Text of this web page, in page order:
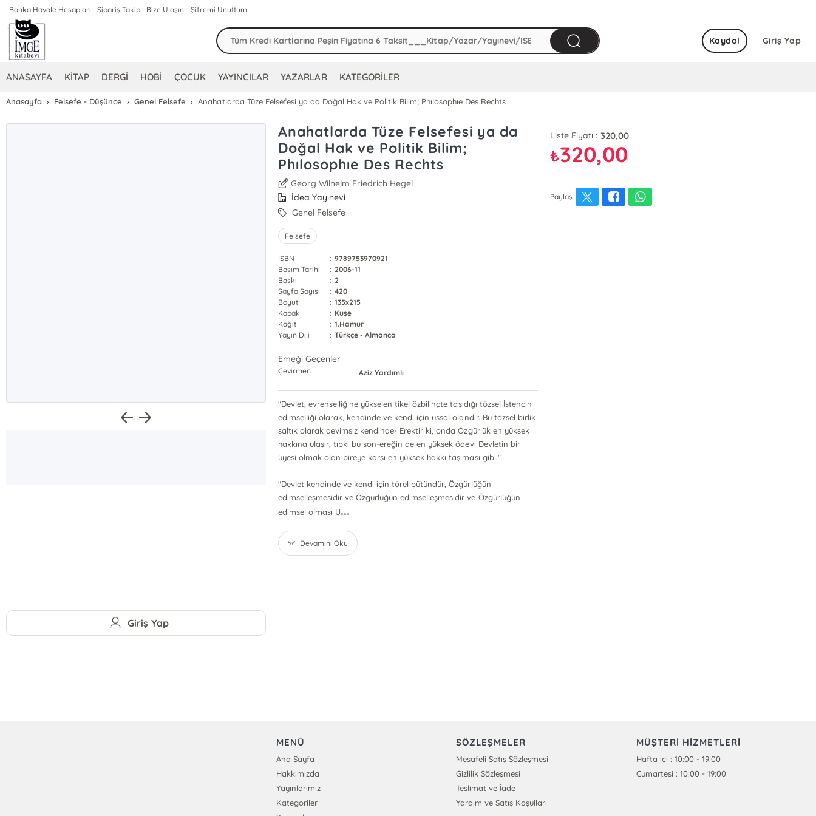
Banka Havale Hesapları Sipariş Takip Bize Ulaşın Şifremi Unuttum
Giriş Yap
Kaydol
ANASAYFA KİTAP DERGİ HOBİ ÇOCUK YAYINCILAR YAZARLAR KATEGORİLER
Anasayfa Felsefe - Düşünce Genel Felsefe Anahatlarda Tüze Felsefesi ya da Doğal Hak ve Politik Bilim; Phılosophıe Des Rechts
Anahatlarda Tüze Felsefesi ya da
Doğal Hak ve Politik Bilim;
Phılosophıe Des Rechts
Georg Wilhelm Friedrich Hegel
İdea Yayınevi
Genel Felsefe
Felsefe
ISBN : 9789753970921
Basım Tarihi
: 2006-11
Baskı
: 2
Sayfa Sayısı
: 420
Boyut
: 135x215
Kapak
: Kuşe
Kağıt
: 1.Hamur
Yayın Dili
: Türkçe - Almanca
Emeği Geçenler
Çevirmen : Aziz Yardımlı
"Devlet, evrenselliğine yükselen tikel özbilinçte taşıdığı tözsel İstencin
edimselliği olarak, kendinde ve kendi için ussal olandır. Bu tözsel birlik
saltık olarak devimsiz kendinde- Erektir ki, onda Özgürlük en yüksek
hakkına ulaşır, tıpkı bu son-ereğin de en yüksek ödevi Devletin bir
üyesi olmak olan bireye karşı en yüksek hakkı taşıması gibi."
"Devlet kendinde ve kendi için törel bütündür, Özgürlüğün
edimselleşmesidir ve Özgürlüğün edimselleşmesidir ve Özgürlüğün
edimsel olması U...
Devamını Oku
Liste Fiyatı : 320,00
₺320,00
Paylaş
Giriş Yap
MENÜ
Ana Sayfa
Hakkımızda
Yayınlarımız
Kategoriler
SÖZLEŞMELER
Mesafeli Satış Sözleşmesi
Gizlilik Sözleşmesi
Teslimat ve İade
Yardım ve Satış Koşulları
MÜŞTERİ HİZMETLERİ
Hafta içi : 10:00 - 19:00
Cumartesi : 10:00 - 19:00